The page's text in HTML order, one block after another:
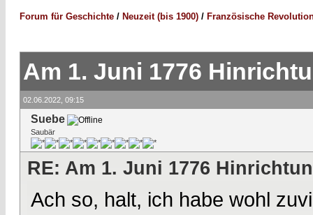
Forum für Geschichte / Neuzeit (bis 1900) / Französische
Am 1. Juni 1776
02.06.2022, 09:15
Suebe
Saubär
RE: Am 1. Juni 1776
Ach so, halt, ich habe wohl